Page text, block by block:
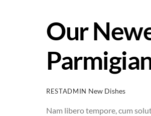
Our
RESTADMIN New Dishes
Nam libero tempore, cum